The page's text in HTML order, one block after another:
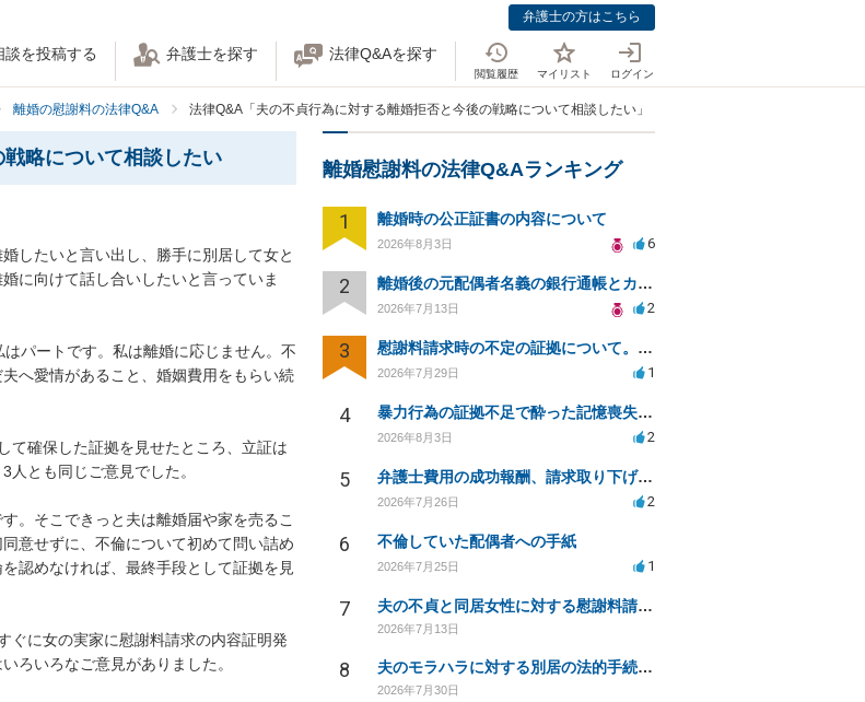
弁護士の方はこちら
談を投稿する 弁護士を探す 法律Q&Aを探す
閲覧履歴 マイリスト ログイン
離婚の慰謝料の法律Q&A 法律Q&A「夫の不貞行為に対する離婚拒否と今後の戦略について相談したい」
略について相談したい
したいと言い出し、勝手に別居して女と
に向けて話し合いしたいと言っていま
パートです。私は離婚に応じません。不
へ愛情があること、婚姻費用をもらい続
て確保した証拠を見せたところ、立証は
とも同じご意見でした。
。そこできっと夫は離婚届や家を売るこ
意せずに、不倫について初めて問い詰め
認めなければ、最終手段として証拠を見
ぐに女の実家に慰謝料請求の内容証明発
ろいろなご意見がありました。
離婚慰謝料の法律Q&Aランキング
1 離婚時の公正証書の内容について
2026年8月3日 6
2 離婚後の元配偶者名義の銀行通帳とカードの処分方法について
2026年7月13日 2
3 慰謝料請求時の不定の証拠について。効力があるのか知りたい。
2026年7月29日 1
4 暴力行為の証拠不足で酔った記憶喪失が認められるか？
2026年8月3日 2
5 弁護士費用の成功報酬、請求取り下げで減額可能か？
2026年7月26日 2
6 不倫していた配偶者への手紙
2026年7月25日 1
7 夫の不貞と同居女性に対する慰謝料請求の可能性について相談
2026年7月13日
8 夫のモラハラに対する別居の法的手続き相談
2026年7月30日